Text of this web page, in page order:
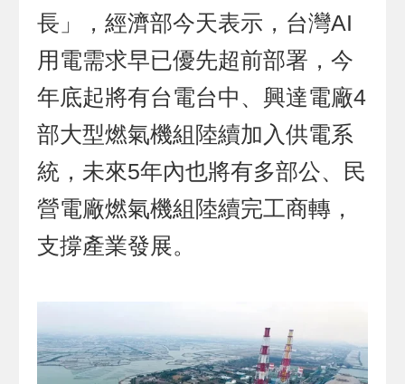
長」，經濟部今天表示，台灣AI
用電需求早已優先超前部署，今
年底起將有台電台中、興達電廠4
部大型燃氣機組陸續加入供電系
統，未來5年內也將有多部公、民
營電廠燃氣機組陸續完工商轉，
支撐產業發展。